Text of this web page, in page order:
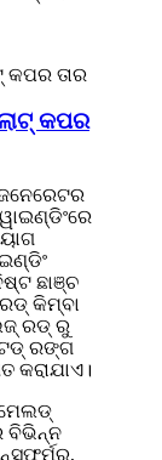
କପର
ଛାଞ୍ଚ
କିମ୍ବା
ରଡ୍ ରୁ
ରଙ୍ଗ
କରାଯାଏ।
ବିଭିନ୍ନ